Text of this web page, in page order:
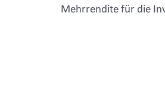
Mehrrendite für die